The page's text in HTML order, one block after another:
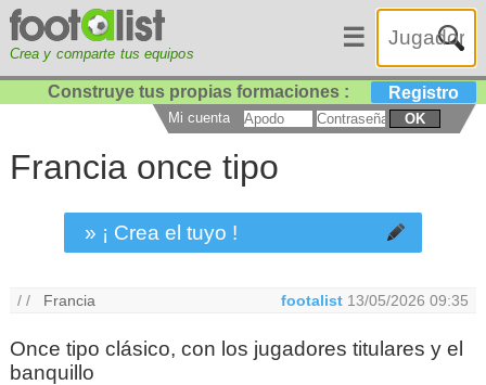
Crea y comparte tus equipos
☰
Construye tus propias formaciones : Registro
Mi cuenta OK
Francia once tipo
» ¡ Crea el tuyo !
/ / Francia footalist 13/05/2026 09:35
Once tipo clásico, con los jugadores titulares y el
banquillo